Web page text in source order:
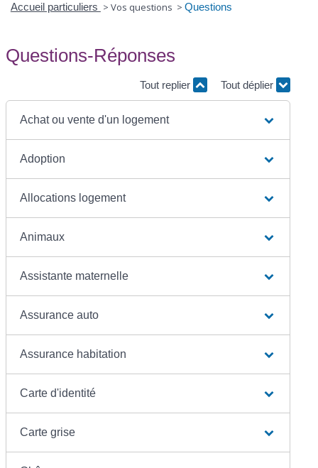
Accueil particuliers > Vos questions > Questions
Questions-Réponses
Tout replier Tout déplier
Achat ou vente d'un logement
Adoption
Allocations logement
Animaux
Assistante maternelle
Assurance auto
Assurance habitation
Carte d'identité
Carte grise